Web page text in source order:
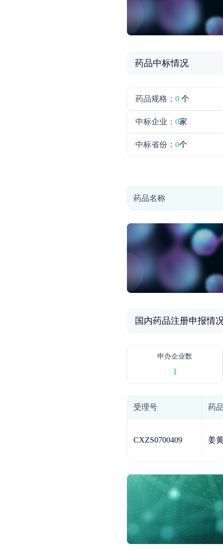
药品中标情况
药品规格： 0 个
中标企业： 0家
中标省份： 0个
药品名称
国内药品注册申报情
申办企业数
1
受理号 药
CXZS0700409 姜